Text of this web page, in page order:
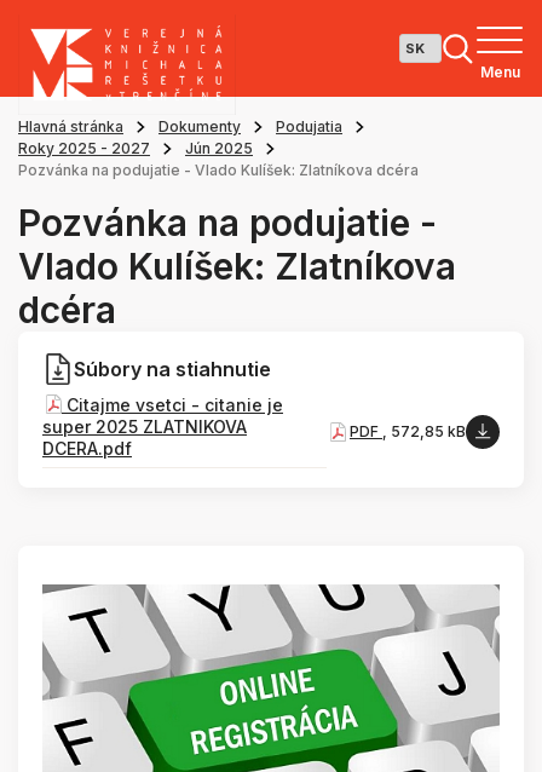
Menu
Hlavná stránka Dokumenty
Podujatia
Roky 2025 - 2027
Jún 2025
Pozvánka na podujatie - Vlado Kulíšek: Zlatníkova dcéra
Pozvánka na podujatie -
Vlado Kulíšek: Zlatníkova
dcéra
Súbory na stiahnutie
Citajme vsetci - citanie je
super 2025 ZLATNIKOVA
DCERA.pdf
PDF , 572,85 kB